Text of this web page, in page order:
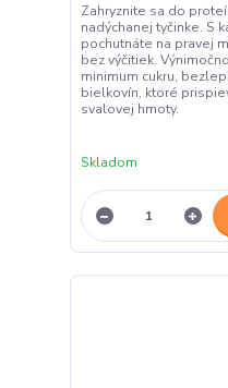
Zahryznite sa do
nadýchanej tyčinke. S
pochutnáte na pravej
bez výčitiek.
minimum cukru,
bielkovín, ktoré
svalovej hmoty.
Skladom